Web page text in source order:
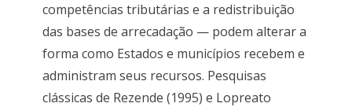
competências tributárias e a redistribuição
das bases de arrecadação — podem alterar a
forma como Estados e municípios recebem e
administram seus recursos. Pesquisas
clássicas de Rezende (1995) e Lopreato